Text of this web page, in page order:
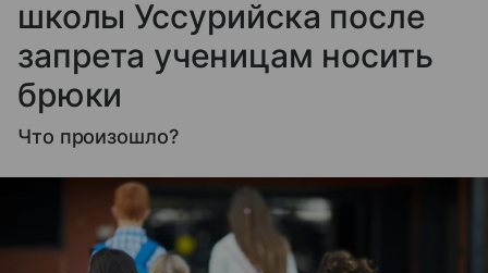
школы Уссурийска после
запрета ученицам носить
брюки
Что произошло?